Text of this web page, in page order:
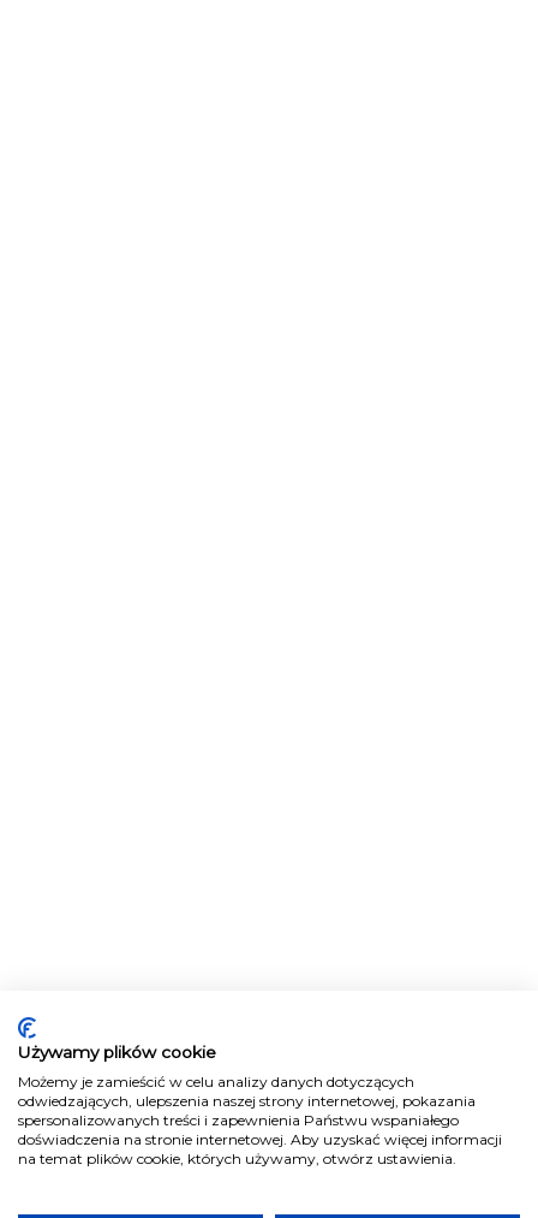
Używamy plików cookie
Możemy je zamieścić w celu analizy danych dotyczących
odwiedzających, ulepszenia naszej strony internetowej, pokazania
spersonalizowanych treści i zapewnienia Państwu wspaniałego
doświadczenia na stronie internetowej. Aby uzyskać więcej informacji
na temat plików cookie, których używamy, otwórz ustawienia.